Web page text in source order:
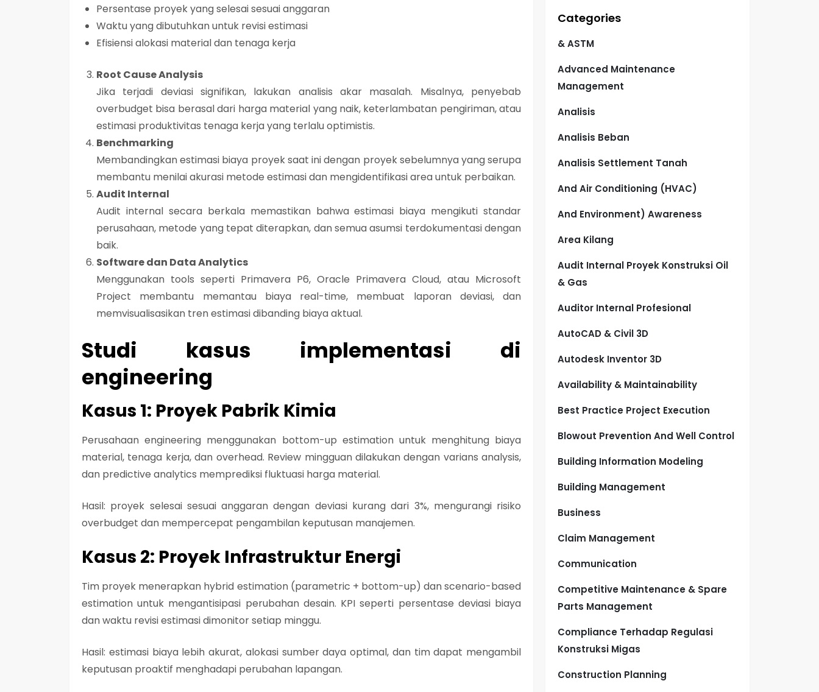
Persentase proyek yang selesai sesuai anggaran
Waktu yang dibutuhkan untuk revisi estimasi
Efisiensi alokasi material dan tenaga kerja
Root Cause Analysis
Jika terjadi deviasi signifikan, lakukan analisis akar masalah. Misalnya, penyebab
overbudget bisa berasal dari harga material yang naik, keterlambatan pengiriman, atau
estimasi produktivitas tenaga kerja yang terlalu optimistis.
Benchmarking
Membandingkan estimasi biaya proyek saat ini dengan proyek sebelumnya yang serupa
membantu menilai akurasi metode estimasi dan mengidentifikasi area untuk perbaikan.
Audit Internal
Audit internal secara berkala memastikan bahwa estimasi biaya mengikuti standar
perusahaan, metode yang tepat diterapkan, dan semua asumsi terdokumentasi dengan
baik.
Software dan Data Analytics
Menggunakan tools seperti Primavera P6, Oracle Primavera Cloud, atau Microsoft
Project membantu memantau biaya real-time, membuat laporan deviasi, dan
memvisualisasikan tren estimasi dibanding biaya aktual.
Studi kasus implementasi di
engineering
Kasus 1: Proyek Pabrik Kimia
Perusahaan engineering menggunakan bottom-up estimation untuk menghitung biaya
material, tenaga kerja, dan overhead. Review mingguan dilakukan dengan varians analysis,
dan predictive analytics memprediksi fluktuasi harga material.
Hasil: proyek selesai sesuai anggaran dengan deviasi kurang dari 3%, mengurangi risiko
overbudget dan mempercepat pengambilan keputusan manajemen.
Kasus 2: Proyek Infrastruktur Energi
Tim proyek menerapkan hybrid estimation (parametric + bottom-up) dan scenario-based
estimation untuk mengantisipasi perubahan desain. KPI seperti persentase deviasi biaya
dan waktu revisi estimasi dimonitor setiap minggu.
Hasil: estimasi biaya lebih akurat, alokasi sumber daya optimal, dan tim dapat mengambil
keputusan proaktif menghadapi perubahan lapangan.
Categories
& ASTM
Advanced Maintenance
Management
Analisis
Analisis Beban
Analisis Settlement Tanah
And Air Conditioning (HVAC)
And Environment) Awareness
Area Kilang
Audit Internal Proyek Konstruksi Oil
& Gas
Auditor Internal Profesional
AutoCAD & Civil 3D
Autodesk Inventor 3D
Availability & Maintainability
Best Practice Project Execution
Blowout Prevention And Well Control
Building Information Modeling
Building Management
Business
Claim Management
Communication
Competitive Maintenance & Spare
Parts Management
Compliance Terhadap Regulasi
Konstruksi Migas
Construction Planning